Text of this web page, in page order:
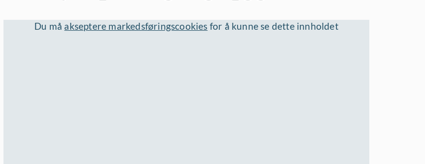
Du må akseptere markedsføringscookies for å kunne se dette innholdet